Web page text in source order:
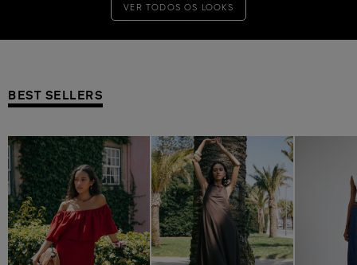
VER TODOS OS LOOKS
BEST SELLERS
Previous NextPrevious Next